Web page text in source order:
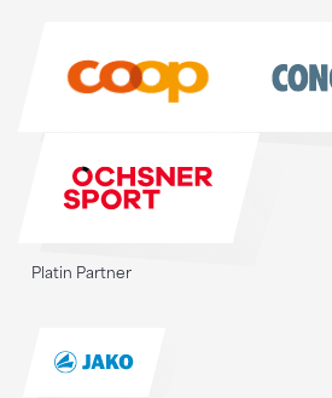
Platin Partner